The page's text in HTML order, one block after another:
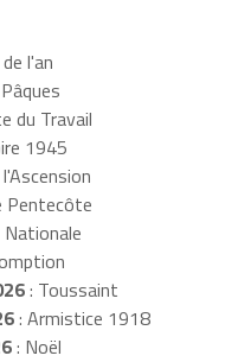
l'an
du Travail
1945
Pentecôte
: Toussaint
: Armistice 1918
: Noël